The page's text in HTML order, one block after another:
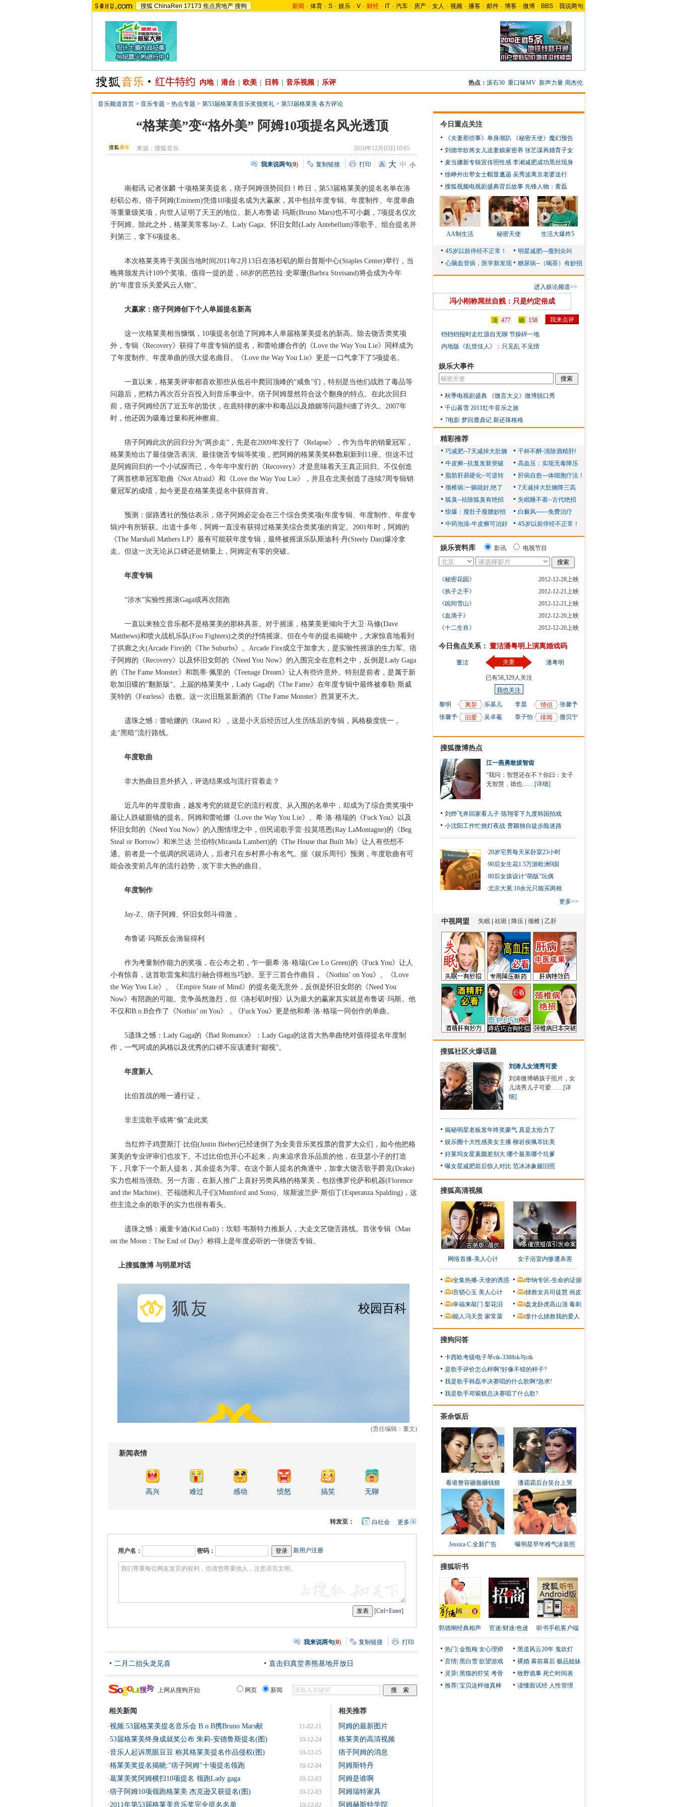
搜狐 ChinaRen 17173 焦点房地产 搜狗 新闻 - 体育 - S - 娱乐 - V - 财经 - IT - 汽车 - 房产 - 女人 - 视频 - 播客 - 邮件 - 博客 - 微博 - BBS - 我说两句
内地 港台 欧美 日韩 音乐视频 乐评 热点： 滚石30 重口味MV 新声力量 周杰伦
音乐频道首页 > 音乐专题 > 热点专题 > 第53届格莱美音乐奖颁奖礼 > 第53届格莱美 各方评论
“格莱美”变“格外美” 阿姆10项提名风光透顶
来源：搜狐音乐 2010年12月03日10:05
我来说两句(0) 复制链接 打印 大 中 小
南都讯 记者张麟 十项格莱美提名，痞子阿姆强势回归！昨日，第53届格莱美的提名名单在洛
杉矶公布。痞子阿姆(Eminem)凭借10项提名成为大赢家，其中包括年度专辑、年度制作、年度单曲
等重量级奖项，向世人证明了天王的地位。新人布鲁诺·玛斯(Bruno Mars)也不可小觑，7项提名仅次
于阿姆。除此之外，格莱美常客Jay-Z、Lady Gaga、怀旧女郎(Lady Antebellum)等歌手、组合提名并
列第三，拿下6项提名。
本次格莱美将于美国当地时间2011年2月13日在洛杉矶的斯台普斯中心(Staples Center)举行，当
晚将颁发共计109个奖项。值得一提的是，68岁的芭芭拉·史翠珊(Barbra Streisand)将会成为今年
的“年度音乐关爱风云人物”。
大赢家：痞子阿姆创下个人单届提名新高
这一次格莱美相当慷慨，10项提名创造了阿姆本人单届格莱美提名的新高。除去饶舌类奖项
外，专辑《Recovery》获得了年度专辑的提名，和蕾哈娜合作的《Love the Way You Lie》同样成为
了年度制作、年度单曲的强大提名曲目。《Love the Way You Lie》更是一口气拿下了5项提名。
一直以来，格莱美评审都喜欢那些从低谷中爬回顶峰的“咸鱼”们，特别是当他们战胜了毒品等
问题后，把精力再次百分百投入到音乐事业中。痞子阿姆显然符合这个翻身的特点。在此次回归
前，痞子阿姆经历了近五年的蛰伏，在底特律的家中和毒品以及婚姻等问题纠缠了许久。2007年
时，他还因为吸毒过量和死神擦肩。
痞子阿姆此次的回归分为“两步走”，先是在2009年发行了《Relapse》，作为当年的销量冠军，
格莱美给出了最佳饶舌表演、最佳饶舌专辑等奖项，把阿姆的格莱美奖杯数刷新到11座。但这不过
是阿姆回归的一个小试探而已，今年年中发行的《Recovery》才是意味着天王真正回归。不仅创造
了两首榜单冠军歌曲《Not Afraid》和《Love the Way You Lie》，并且在北美创造了连续7周专辑销
量冠军的成绩，如今更是在格莱美提名中获得首肯。
预测：据路透社的预估表示，痞子阿姆必定会在三个综合类奖项(年度专辑、年度制作、年度专
辑)中有所斩获。出道十多年，阿姆一直没有获得过格莱美综合类奖项的肯定。2001年时，阿姆的
《The Marshall Mathers LP》最有可能获年度专辑，最终被摇滚乐队斯迪利·丹(Steely Dan)爆冷拿
走。但这一次无论从口碑还是销量上，阿姆定有零的突破。
年度专辑
“涉水”实验性摇滚Gaga或再次陪跑
一直以来独立音乐都不是格莱美的那杯具茶。对于摇滚，格莱美更倾向于大卫·马修(Dave
Matthews)和喷火战机乐队(Foo Fighters)之类的抒情摇滚。但在今年的提名揭晓中，大家惊喜地看到
了拱廊之火(Arcade Fire)的《The Suburbs》。Arcade Fire成立于加拿大，是实验性摇滚的生力军。痞
子阿姆的《Recovery》以及怀旧女郎的《Need You Now》的入围完全在意料之中，反倒是Lady Gaga
的《The Fame Monster》和凯蒂·佩里的《Teenage Dream》让人有些许意外。特别是前者，是属于新
歌加旧碟的“翻新版”。上届的格莱美中，Lady Gaga的《The Fame》在年度专辑中最终被泰勒·斯威
芙特的《Fearless》击败。这一次旧瓶装新酒的《The Fame Monster》胜算更不大。
遗珠之憾：蕾哈娜的《Rated R》，这是小天后经历过人生历练后的专辑，风格极度统一，
走“黑暗”流行路线。
年度歌曲
非大热曲目意外挤入，评选结果或与流行背着走？
近几年的年度歌曲，越发考究的就是它的流行程度。从入围的名单中，却成为了综合类奖项中
最让人跌破眼镜的提名。阿姆和蕾哈娜《Love the Way You Lie》、希·洛·格瑞的《Fuck You》以及
怀旧女郎的《Need You Now》的入围情理之中，但民谣歌手雷·拉莫塔恩(Ray LaMontagne)的《Beg
Steal or Borrow》和米兰达·兰伯特(Miranda Lambert)的《The House that Built Me》让人有些想不
通。前者是一个低调的民谣诗人，后者只在乡村界小有名气。据《娱乐周刊》预测，年度歌曲有可
能会改变前几年的流行趋势，攻下非大热的曲目。
年度制作
Jay-Z、痞子阿姆、怀旧女郎斗得激，
布鲁诺·玛斯反会渔翁得利
作为考量制作能力的奖项，在公布之初，乍一眼希·洛·格瑞(Cee Lo Green)的《Fuck You》让人
小有惊喜，这首歌雷鬼和流行融合得相当巧妙。至于三首合作曲目，《Nothin’ on You》、《Love
the Way You Lie》、《Empire State of Mind》的提名毫无意外，反倒是怀旧女郎的《Need You
Now》有陪跑的可能。竞争虽然激烈，但《洛杉矶时报》认为最大的赢家其实就是布鲁诺·玛斯。他
不仅和B.o.B合作了《Nothin’ on You》，《Fuck You》更是他和希·洛·格瑞一同创作的单曲。
5遗珠之憾：Lady Gaga的《Bad Romance》：Lady Gaga的这首大热单曲绝对值得提名年度制
作，一气呵成的风格以及优秀的口碑不应该遭到“鄙视”。
年度新人
比伯首战的唯一通行证，
非主流歌手或将“偷”走此奖
当红炸子鸡贾斯汀·比伯(Justin Bieber)已经迷倒了为全美音乐奖投票的普罗大众们，如今他把格
莱美的专业评审们也攻下。不过比伯也开心不起来，向来追求音乐品质的他，在亚瑟小子的打造
下，只拿下一个新人提名，其余提名为零。在这个新人提名的角逐中，加拿大饶舌歌手爵克(Drake)
实力也相当强劲。另一方面，在新人推广上喜好另类风格的格莱美，包括佛罗伦萨和机器(Florence
and the Machine)、芒福德和儿子们(Mumford and Sons)、埃斯波兰萨·斯伯丁(Esperanza Spalding)，这
些主流之余的歌手的实力也很有看头。
遗珠之憾：顽童卡迪(Kid Cudi)：坎耶·韦斯特力推新人，大走文艺饶舌路线。首张专辑《Man
on the Moon：The End of Day》称得上是年度必听的一张饶舌专辑。
上搜狐微博 与明星对话
(责任编辑：董文)
新闻表情
高兴 难过 感动 愤怒 搞笑 无聊
更多开
转发至： 白社会
用户名： 密码： 新用户注册
[Ctrl+Enter]
我来说两句(0) 复制链接 打印
二月二抬头龙见喜 直击归真堂养熊基地开放日
上网从搜狗开始 网页 新闻
相关新闻
11-02-11
·视频:53届格莱美提名音乐会 B.o.B携Bruno Mars献
10-12-24
·53届格莱美终身成就奖公布 朱莉-安德鲁斯提名(图)
10-12-15
·音乐人起诉黑眼豆豆 称其格莱美提名作品侵权(图)
10-12-04
·格莱美奖提名揭晓:"痞子阿姆"十项提名领跑
10-12-03
·葛莱美奖阿姆横扫10项提名 领跑Lady gaga
10-12-03
·痞子阿姆10项领跑格莱美 杰克逊又获提名(图)
10-12-02
·2011年第53届格莱美音乐奖完全提名名单
相关推荐
阿姆的最新图片
格莱美的高清视频
痞子阿姆的消息
阿姆斯特丹
阿姆是谁啊
阿姆瑞特家具
阿姆赫斯特学院
今日重点关注
《夫妻那些事》单身潮趴
《秘密天使》魔幻预告
刘德华欲将女儿送妻娘家密养 张艺谋再婚育子女
麦当娜新专辑宣传照性感 李湘减肥成功黑丝现身
徐峥外出带女士帽显邋遢 吴秀波离京老婆送行
搜狐视频电视剧盛典背后故事 先锋人物：黄磊
AA制生活 秘密天使 生活大爆炸5
进入娱论频道>>
冯小刚称屌丝自贱：只是约定俗成
顶 477 砸
158
铛铛铛报时走红源自无聊 节操碎一地
内地版《乱世佳人》：只见乱 不见情
娱乐大事件
秋季电视剧盛典
《微言大义》微博脱口秀
千山暮雪 2011红牛音乐之旅
7电影 梦回鹿鼎记 新还珠格格
精彩推荐
娱乐资料库 影讯 电视节目
《秘密花园》
2012-12-28上映
《执子之手》
2012-12-21上映
《凶间雪山》
2012-12-21上映
《血滴子》
2012-12-20上映
《十二生肖》
2012-12-20上映
今日焦点关系： 董洁潘粤明上演离婚戏码
董洁 夫妻
已有58,329人关注
我也关注
潘粤明
黎明 离异
乐基儿
张馨予
旧爱 吴卓羲
李晨 情侣
张馨予
章子怡
绯闻 撒贝宁
搜狐微博热点
江一燕勇敢拔智齿
“我问：智慧还在不？你曰：女子
无智慧，德也……[详细]
刘烨飞奔回家看儿子·陈翔零下九度韩国拍戏
小沈阳工作忙挑灯夜战·曹颖独自徒步险迷路
·20岁宅男每天呆卧室23小时
·90后女生花1.5万游欧洲9国
·80后女孩设计“萌版”玩偶
·北京大葱:10余元只能买两根
更多>>
搜狐社区火爆话题
刘涛儿女清秀可爱
刘涛微博晒孩子照片，女
儿清秀儿子可爱……[详
细]
揭秘明星老板发年终奖豪气 真是太给力了
娱乐圈十大性感美女主播 柳岩侯佩岑比美
好莱坞女星素颜差别大 哪个最美哪个坑爹
曝女星减肥前后惊人对比 范冰冰象腿旧照
搜狐高清视频
网络首播-美人心计 女子浴室内惨遭杀害
全集热播-天使的诱惑
华纳专区-生命的证据
宫锁心玉 美人心计 拯救女兵司徒慧 画皮
幸福来敲门 梨花泪 盘龙卧虎高山顶 毒刺
能人冯天贵 家常菜 拿什么拯救我的爱人
搜狗问答
卡西欧考级电子琴ctk-3388sk与ctk
是歌手评价怎么样啊?好像不错的样子?
我是歌手韩磊半决赛唱的什么歌啊?急求!
我是歌手邓紫棋总决赛唱了什么歌?
茶余饭后
看谁整容砸脸砸钱狠 潘霜霜后台笑台上哭
Jessica C.全新广告 曝明星早年稚气泳装照
搜狐听书
郭德纲经典相声 官迷/财迷/色迷 听书手机客户端
热门 金瓶梅 女心理师 黑道风云20年 鬼吹灯
言情 黑白雪 欲望游戏 裸婚 幕前幕后 极品姐妹
灵异 黑猫的狞笑 考骨 牧野诡事 死亡时间表
推荐 宝贝这样做真棒 读懂面试经 人性管理